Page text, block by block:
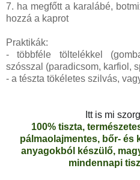
7. ha megfőtt a karalábé,
hozzá a kaprot
Praktikák:
- többféle töltelékkel
szósszal (paradicsom, karfiol,
- a tészta tökéletes szilvás,
Itt is mi
100% tiszta,
pálmaolajmentes, bőr- és
anyagokból készülő,
mindennapi